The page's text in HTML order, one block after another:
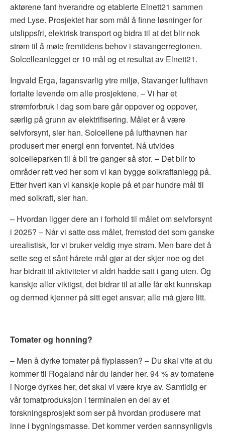
aktørene fant hverandre og etablerte Elnett21 sammen
med Lyse. Prosjektet har som mål å finne løsninger for
utslippsfri, elektrisk transport og bidra til at det blir nok
strøm til å møte fremtidens behov i stavangerregionen.
Solcelleanlegget er 10 mål og et resultat av Elnett21.
Ingvald Erga, fagansvarlig ytre miljø, Stavanger lufthavn
fortalte levende om alle prosjektene. – Vi har et
strømforbruk i dag som bare går oppover og oppover,
særlig på grunn av elektrifisering. Målet er å være
selvforsynt, sier han. Solcellene på lufthavnen har
produsert mer energi enn forventet. Nå utvides
solcelleparken til å bli tre ganger så stor. – Det blir to
områder rett ved her som vi kan bygge solkraftanlegg på.
Etter hvert kan vi kanskje kople på et par hundre mål til
med solkraft, sier han.
– Hvordan ligger dere an i forhold til målet om selvforsynt
i 2025? – Når vi satte oss målet, fremstod det som ganske
urealistisk, for vi bruker veldig mye strøm. Men bare det å
sette seg et sånt hårete mål gjør at der skjer noe og det
har bidratt til aktiviteter vi aldri hadde satt i gang uten. Og
kanskje aller viktigst, det bidrar til at alle får økt kunnskap
og dermed kjenner på sitt eget ansvar; alle må gjøre litt.
Tomater og honning?
– Men å dyrke tomater på flyplassen? – Du skal vite at du
kommer til Rogaland når du lander her. 94 % av tomatene
i Norge dyrkes her, det skal vi være krye av. Samtidig er
vår tomatproduksjon i terminalen en del av et
forskningsprosjekt som ser på hvordan produsere mat
inne i bygningsmasse. Det kommer verden sannsynligvis